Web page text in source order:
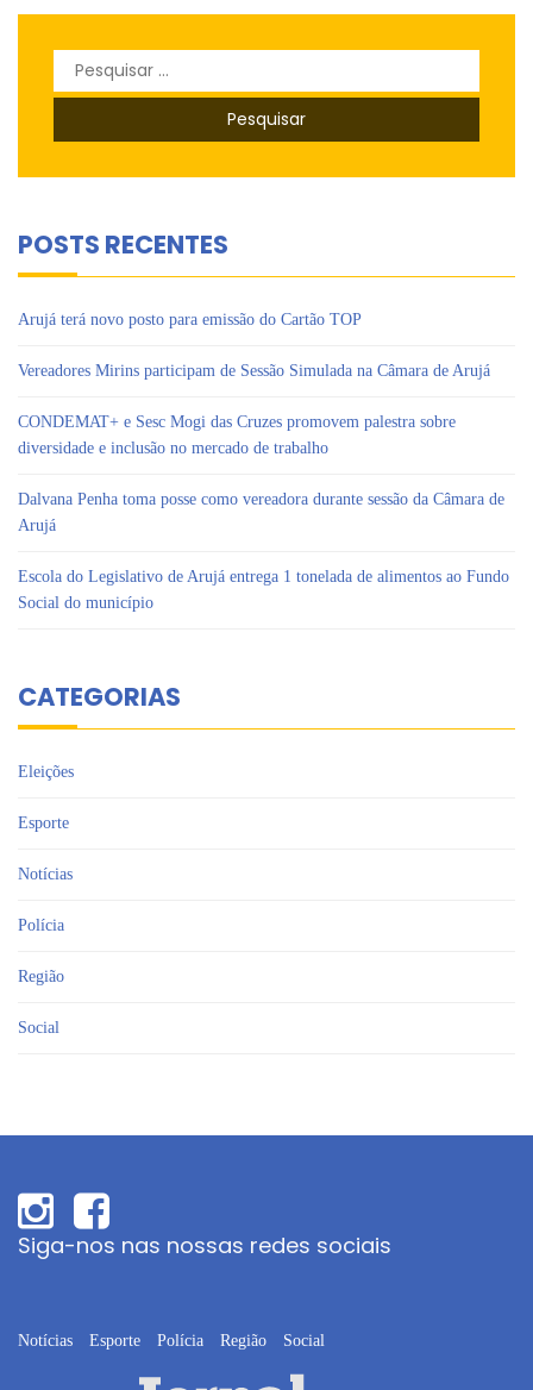
Pesquisar
por:
POSTS RECENTES
Arujá terá novo posto para emissão do Cartão TOP
Vereadores Mirins participam de Sessão Simulada na Câmara de Arujá
CONDEMAT+ e Sesc Mogi das Cruzes promovem palestra sobre
diversidade e inclusão no mercado de trabalho
Dalvana Penha toma posse como vereadora durante sessão da Câmara de
Arujá
Escola do Legislativo de Arujá entrega 1 tonelada de alimentos ao Fundo
Social do município
CATEGORIAS
Eleições
Esporte
Notícias
Polícia
Região
Social
Siga-nos nas nossas redes sociais
Notícias Esporte Polícia Região Social